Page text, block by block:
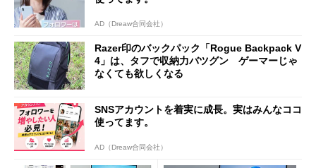
AD（Dreaw合同会社）
Razer印のバックパック「Rogue Backpack V
4」は、タフで収納力バツグン ゲーマーじゃ
なくても欲しくなる
SNSアカウントを着実に成長。実はみんなココ
使ってます。
AD（Dreaw合同会社）